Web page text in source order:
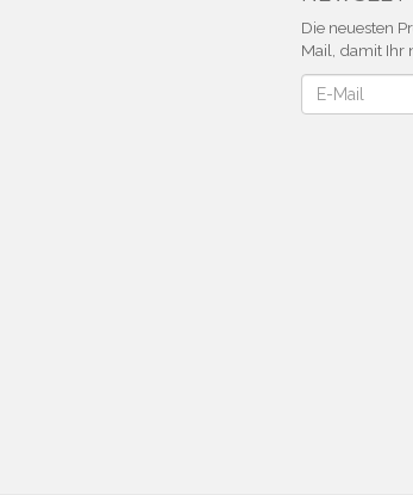
Die neuesten
Mail, damit Ihr
Newsletter